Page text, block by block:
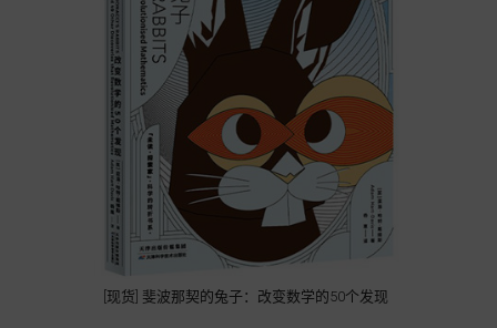
[现货] 斐波那契的兔子：改变数学的50个发现